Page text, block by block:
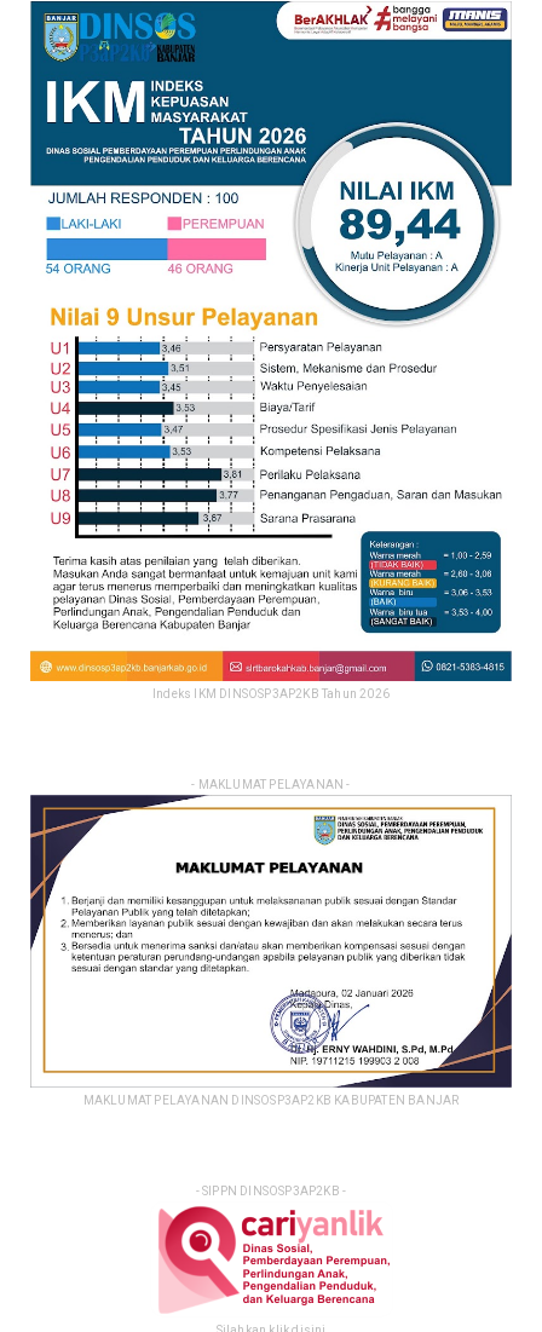
Indeks IKM DINSOSP3AP2KB Tahun 2026
- MAKLUMAT PELAYANAN -
MAKLUMAT PELAYANAN DINSOSP3AP2KB KABUPATEN BANJAR
- SIPPN DINSOSP3AP2KB -